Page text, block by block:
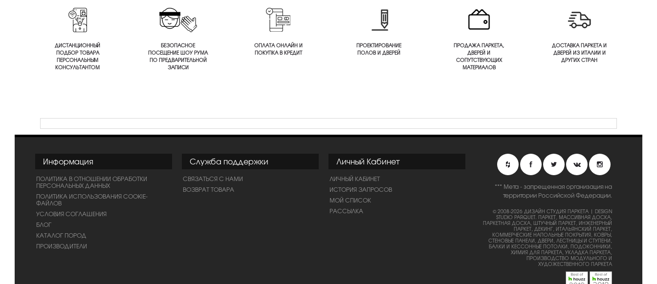
ДИСТАНЦИОННЫЙ
ПОДБОР ТОВАРА
ПЕРСОНАЛЬНЫМ
КОНСУЛЬТАНТОМ
БЕЗОПАСНОЕ
ПОСЕЩЕНИЕ ШОУ РУМА
ПО ПРЕДВАРИТЕЛЬНОЙ
ЗАПИСИ
ОПЛАТА ОНЛАЙН И
ПОКУПКА В КРЕДИТ
ПРОЕКТИРОВАНИЕ
ПОЛОВ И ДВЕРЕЙ
ПРОДАЖА ПАРКЕТА,
ДВЕРЕЙ И
СОПУТСТВУЮЩИХ
МАТЕРИАЛОВ
ДОСТАВКА ПАРКЕТА И
ДВЕРЕЙ ИЗ ИТАЛИИ И
ДРУГИХ СТРАН
Информация
ПОЛИТИКА В ОТНОШЕНИИ ОБРАБОТКИ
ПЕРСОНАЛЬНЫХ ДАННЫХ
ПОЛИТИКА ИСПОЛЬЗОВАНИЯ COOKIE-
ФАЙЛОВ
УСЛОВИЯ СОГЛАШЕНИЯ
БЛОГ
КАТАЛОГ ПОРОД
ПРОИЗВОДИТЕЛИ
Служба поддержки
СВЯЗАТЬСЯ С НАМИ
ВОЗВРАТ ТОВАРА
Личный Кабинет
ЛИЧНЫЙ КАБИНЕТ
ИСТОРИЯ ЗАПРОСОВ
МОЙ СПИСОК
РАССЫЛКА
*** Мета - запрещенная организация на
территории Российской Федерации.
© 2008-2026 ДИЗАЙН СТУДИЯ ПАРКЕТА | DESIGN
STUDIO PARQUET. ПАРКЕТ, МАССИВНАЯ ДОСКА,
ПАРКЕТНАЯ ДОСКА, ШТУЧНЫЙ ПАРКЕТ, ИНЖЕНЕРНЫЙ
ПАРКЕТ, ДЕКИНГ, ИТАЛЬЯНСКИЙ ПАРКЕТ,
КОММЕРЧЕСКИЕ НАПОЛЬНЫЕ ПОКРЫТИЯ, КОВРЫ,
СТЕНОВЫЕ ПАНЕЛИ, ДВЕРИ, ЛЕСТНИЦЫ И СТУПЕНИ,
БАЛКИ И КЕССОННЫЕ ПОТОЛКИ, ПОДОКОННИКИ,
ХИМИЯ ДЛЯ ПАРКЕТА, УКЛАДКА ПАРКЕТА,
ПРОИЗВОДСТВО МОДУЛЬНОГО И
ХУДОЖЕСТВЕННОГО ПАРКЕТА